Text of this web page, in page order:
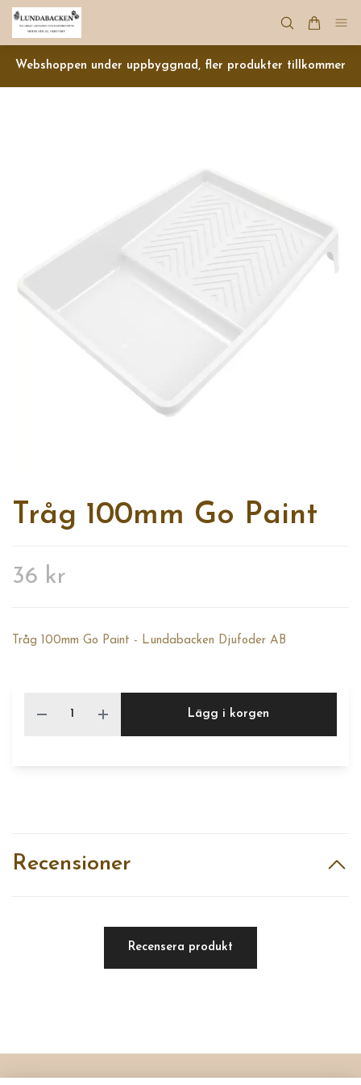
Webshoppen under uppbyggnad, fler produkter tillkommer
Tråg 100mm Go Paint
36 kr
Tråg 100mm Go Paint - Lundabacken Djufoder AB
Lägg i korgen
Recensioner
Recensera produkt